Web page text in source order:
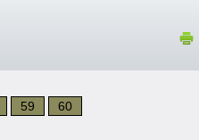
59 60